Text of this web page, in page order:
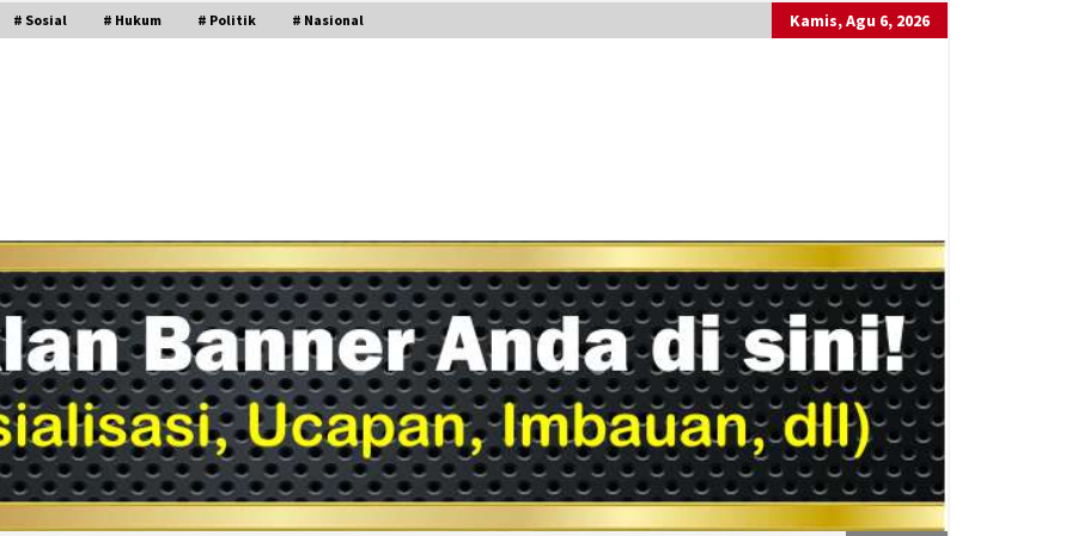
# Sosial # Hukum # Politik # Nasional Kamis, Agu 6, 2026